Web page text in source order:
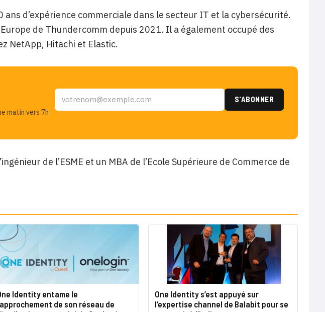
d’expérience commerciale dans le secteur IT et la cybersécurité.
de Thundercomm depuis 2021. Il a également occupé des
NetApp, Hitachi et Elastic.
matin vers 7h
de l’ESME et un MBA de l’Ecole Supérieure de Commerce de
Identity entame le
de son réseau de
One Identity s’est appuyé sur
l’expertise channel de Balabit pour se